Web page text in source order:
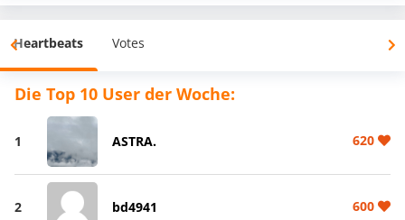
Heartbeats Votes
Die Top 10 User der Woche:
1 ASTRA. 620
2 bd4941 600